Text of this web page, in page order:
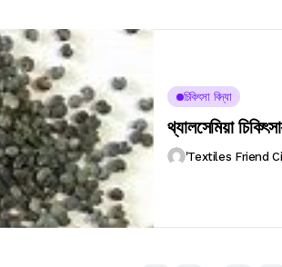
চিকিৎসা বিদ্যা
থ্যালসেমিয়া
'Textiles Friend